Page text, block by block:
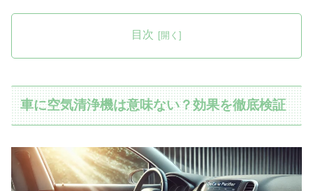
目次
車に空気清浄機は意味ない？効果を徹底検証